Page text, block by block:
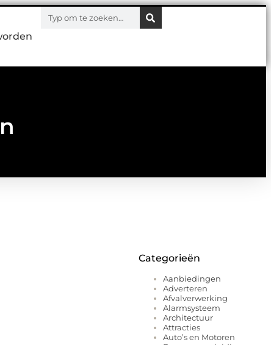
Categorieën
Aanbiedingen
Adverteren
Afvalverwerking
Alarmsysteem
Architectuur
Attracties
Auto’s en Motoren